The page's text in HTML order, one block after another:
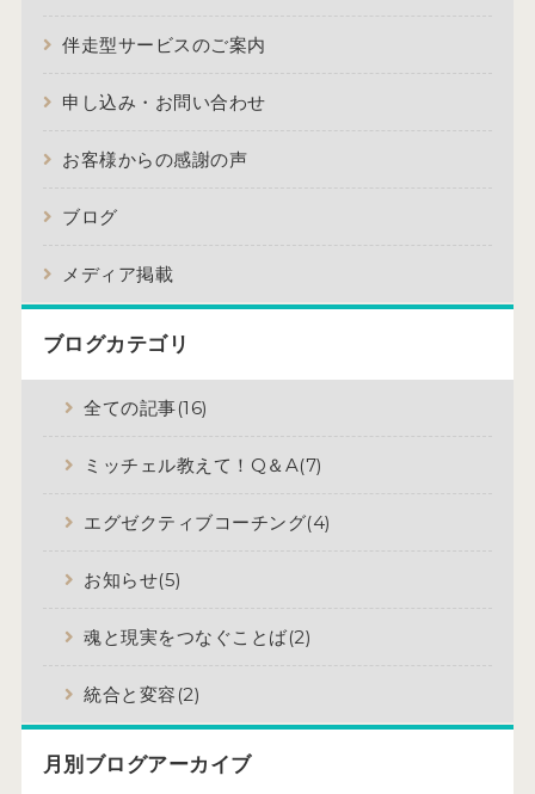
伴走型サービスのご案内
申し込み・お問い合わせ
お客様からの感謝の声
ブログ
メディア掲載
ブログカテゴリ
全ての記事(16)
ミッチェル教えて！Q＆A(7)
エグゼクティブコーチング(4)
お知らせ(5)
魂と現実をつなぐことば(2)
統合と変容(2)
月別ブログアーカイブ